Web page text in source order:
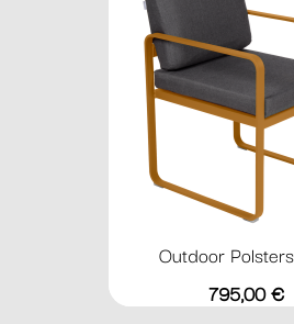
Outdoor
Preis
795,00 €